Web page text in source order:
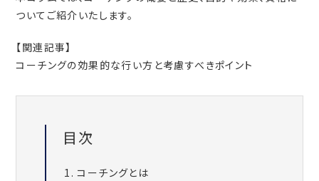
ついてご紹介いたします。
【関連記事】
コーチングの効果的な行い方と考慮すべきポイント
目次
コーチングとは